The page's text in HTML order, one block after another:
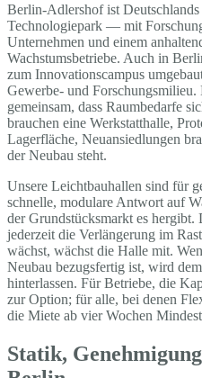
Berlin-Adlershof ist Deutschlands
Technologiepark — mit
Unternehmen und einem
Wachstumsbetriebe. Auch in
zum Innovationscampus
Gewerbe- und Forschungsmilieu.
gemeinsam, dass Raumbedarfe
brauchen eine Werkstatthalle,
Lagerfläche, Neuansiedlungen
der Neubau steht.
Unsere Leichtbauhallen sind für
schnelle, modulare Antwort auf
der Grundstücksmarkt es hergibt.
jederzeit die Verlängerung im
wächst, wächst die Halle mit.
Neubau bezugsfertig ist, wird
hinterlassen. Für Betriebe, die
zur Option; für alle, bei denen
die Miete ab vier Wochen
Statik,